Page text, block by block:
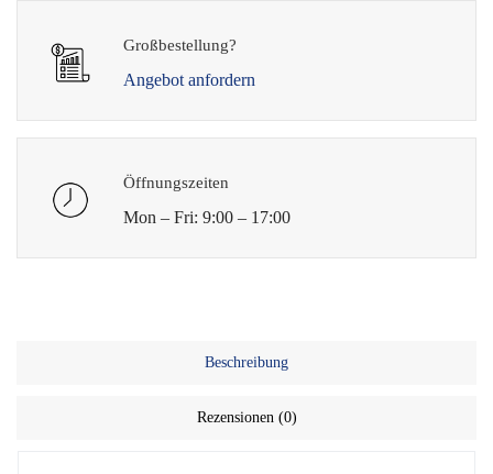
Großbestellung?
Angebot anfordern
Öffnungszeiten
Mon – Fri: 9:00 – 17:00
Beschreibung
Rezensionen (0)